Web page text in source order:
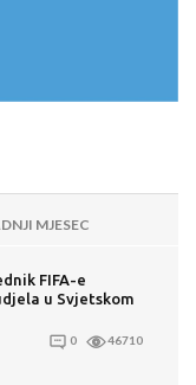
MJESEC
FIFA-e
u Svjetskom
0 46710